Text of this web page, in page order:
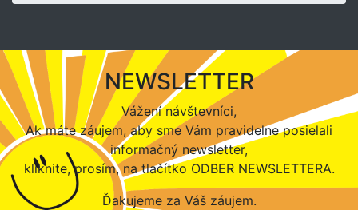
NEWSLETTER
Vážení návštevníci,
Ak máte záujem, aby sme Vám pravidelne posielali
informačný newsletter,
kliknite, prosím, na tlačítko ODBER NEWSLETTERA.
Ďakujeme za Váš záujem.